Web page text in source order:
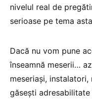
nivelul real de
serioase pe tema
Dacă nu vom pune
înseamnă meserii…
meseriași,
găsești